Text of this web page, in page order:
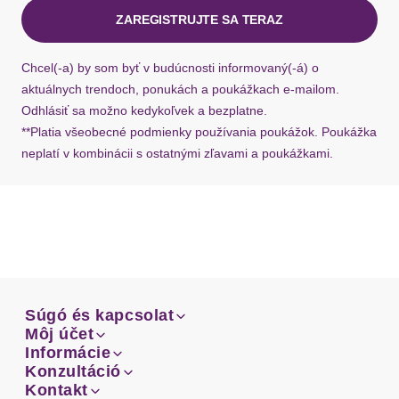
ZAREGISTRUJTE SA TERAZ
Chcel(-a) by som byť v budúcnosti informovaný(-á) o
aktuálnych trendoch, ponukách a poukážkach e-mailom.
Odhlásiť sa možno kedykoľvek a bezplatne.
**Platia všeobecné podmienky používania poukážok. Poukážka
neplatí v kombinácii s ostatnými zľavami a poukážkami.
Súgó és kapcsolat
Email
Facebook
Súgó és kapcsolat
Email
Môj účet
Prehľad objednávok
Môj účet
Prehľad objednávok
Informácie
Doprava
Informácie
Konzultáció
Konzultáció
Kontakt